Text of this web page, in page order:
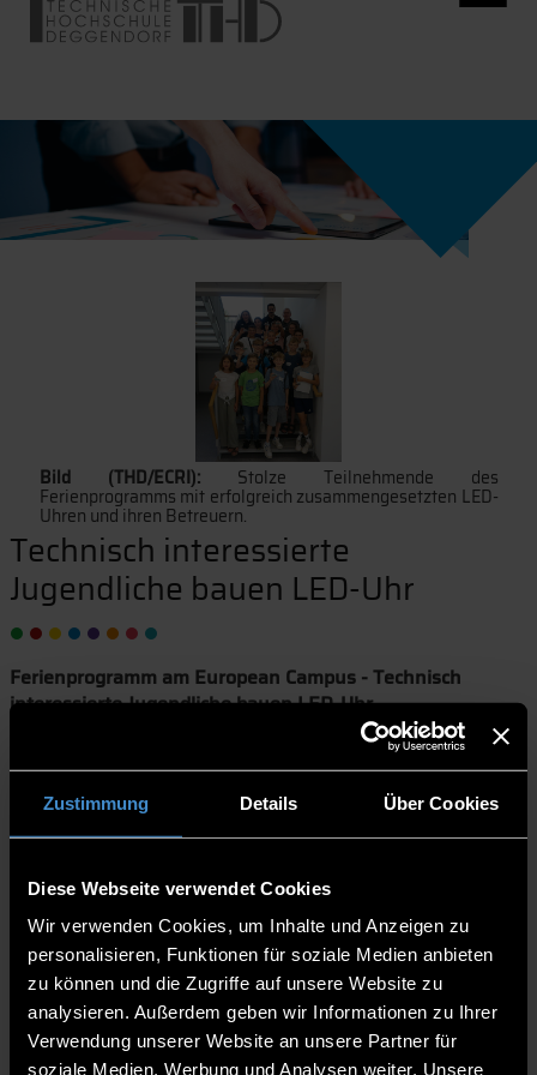
Zustimmung Details Über Cookies
Diese Webseite verwendet Cookies
Wir verwenden Cookies, um Inhalte und Anzeigen zu
personalisieren, Funktionen für soziale Medien anbieten
zu können und die Zugriffe auf unsere Website zu
analysieren. Außerdem geben wir Informationen zu Ihrer
Verwendung unserer Website an unsere Partner für
soziale Medien, Werbung und Analysen weiter. Unsere
Bild (THD/ECRI): Stolze Teilnehmende des
Ferienprogramms mit erfolgreich zusammengesetzten LED-
Uhren und ihren Betreuern.
Technisch interessierte
Jugendliche bauen LED-Uhr
Ferienprogramm am European Campus - Technisch
interessierte Jugendliche bauen LED-Uhr
Zwölf Jugendliche bewiesen am 1. August ihr technisches
Geschick und elektronisches Verständnis in einem Lötworkshop
Hochschule Deggendorf (THD). Der Lehrstandort öffnete ihnen
im Rahmen des Ferienprogramms der Stadt Pfarrkirchen ihr
Labor für Elektro- und Energietechnik.
Die Jugendlichen durften sich an einer LED-Uhr mit
Weckfunktion versuchen. Diese setzten sie aus einem Bausatz
zusammen, dessen Komponenten sie auf einer Platine durch
Löten befestigten. Bevor sie sich an die verschiedenen